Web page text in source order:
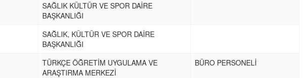
SAĞLIK KÜLTÜR VE SPOR DAİRE
BAŞKANLIĞI
SAĞLIK, KÜLTÜR VE SPOR DAİRE
BAŞKANLIĞI
TÜRKÇE ÖĞRETİM UYGULAMA VE
ARAŞTIRMA MERKEZİ
BÜRO PERSONELİ